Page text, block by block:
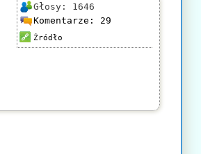
Głosy: 1646
Komentarze: 29
Źródło